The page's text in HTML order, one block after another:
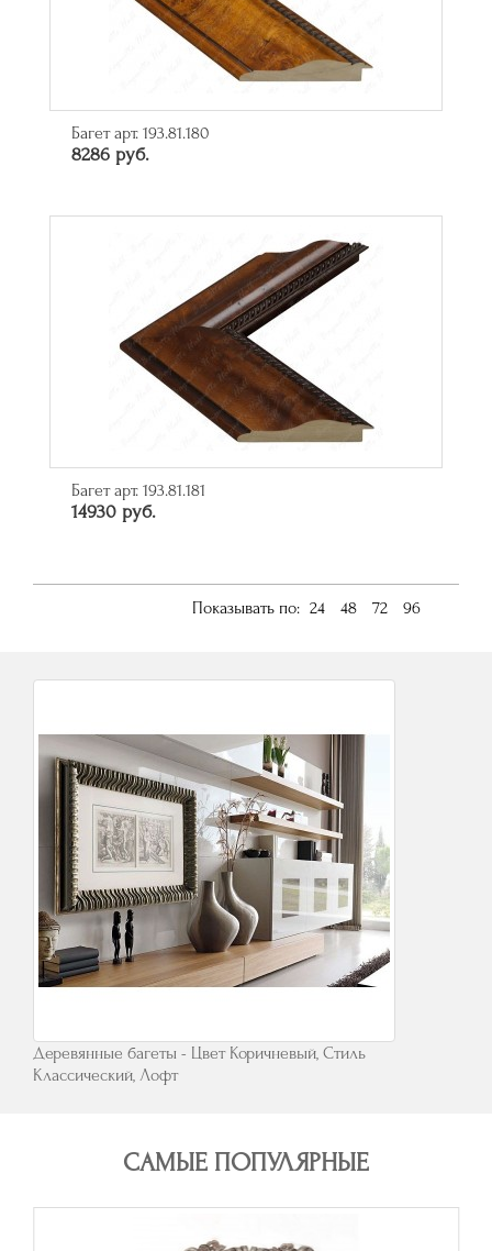
Багет арт. 193.81.180
8286 руб.
Багет арт. 193.81.181
14930 руб.
Показывать по: 24 48 72 96
Деревянные багеты - Цвет Коричневый, Стиль
Классический, Лофт
САМЫЕ ПОПУЛЯРНЫЕ